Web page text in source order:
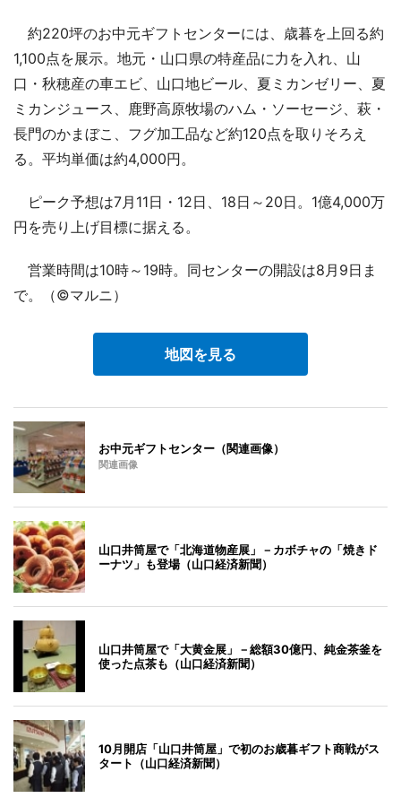
約220坪のお中元ギフトセンターには、歳暮を上回る約
1,100点を展示。地元・山口県の特産品に力を入れ、山
口・秋穂産の車エビ、山口地ビール、夏ミカンゼリー、夏
ミカンジュース、鹿野高原牧場のハム・ソーセージ、萩・
長門のかまぼこ、フグ加工品など約120点を取りそろえ
る。平均単価は約4,000円。
ピーク予想は7月11日・12日、18日～20日。1億4,000万
円を売り上げ目標に据える。
営業時間は10時～19時。同センターの開設は8月9日ま
で。（©マルニ）
地図を見る
お中元ギフトセンター（関連画像）
関連画像
山口井筒屋で「北海道物産展」－カボチャの「焼きド
ーナツ」も登場（山口経済新聞）
山口井筒屋で「大黄金展」－総額30億円、純金茶釜を
使った点茶も（山口経済新聞）
10月開店「山口井筒屋」で初のお歳暮ギフト商戦がス
タート（山口経済新聞）